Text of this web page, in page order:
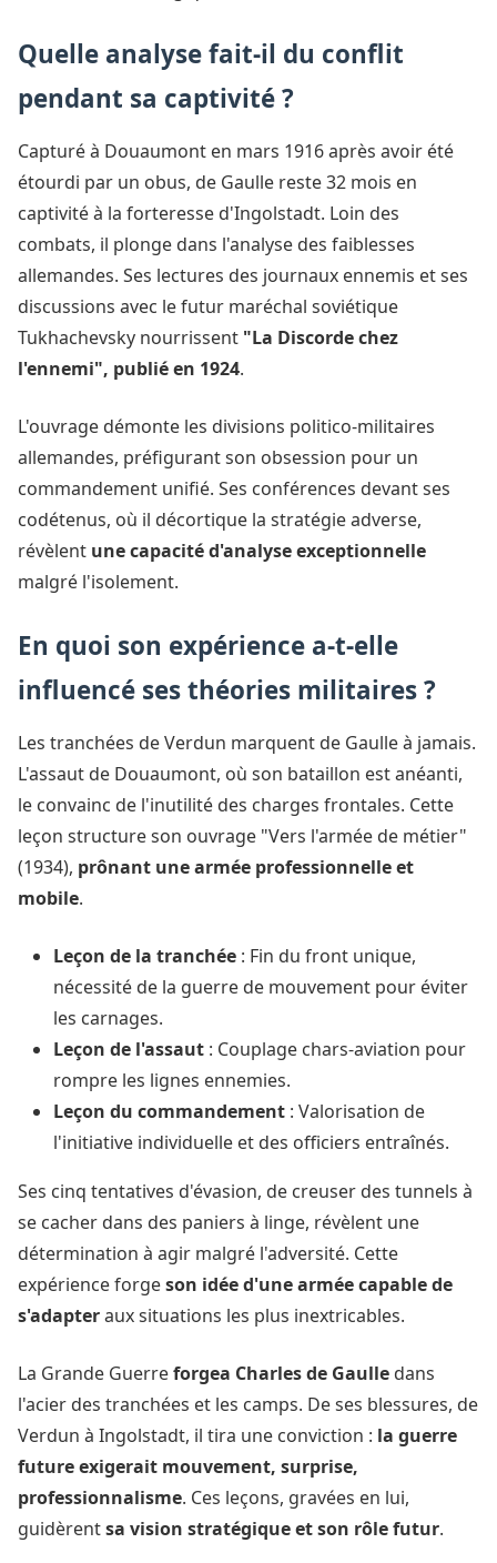
Quelle analyse fait-il du conflit
pendant sa captivité ?
Capturé à Douaumont en mars 1916 après avoir été
étourdi par un obus, de Gaulle reste 32 mois en
captivité à la forteresse d'Ingolstadt. Loin des
combats, il plonge dans l'analyse des faiblesses
allemandes. Ses lectures des journaux ennemis et ses
discussions avec le futur maréchal soviétique
Tukhachevsky nourrissent "La Discorde chez
l'ennemi", publié en 1924.
L'ouvrage démonte les divisions politico-militaires
allemandes, préfigurant son obsession pour un
commandement unifié. Ses conférences devant ses
codétenus, où il décortique la stratégie adverse,
révèlent une capacité d'analyse exceptionnelle
malgré l'isolement.
En quoi son expérience a-t-elle
influencé ses théories militaires ?
Les tranchées de Verdun marquent de Gaulle à jamais.
L'assaut de Douaumont, où son bataillon est anéanti,
le convainc de l'inutilité des charges frontales. Cette
leçon structure son ouvrage "Vers l'armée de métier"
(1934), prônant une armée professionnelle et
mobile.
Leçon de la tranchée : Fin du front unique,
nécessité de la guerre de mouvement pour éviter
les carnages.
Leçon de l'assaut : Couplage chars-aviation pour
rompre les lignes ennemies.
Leçon du commandement : Valorisation de
l'initiative individuelle et des officiers entraînés.
Ses cinq tentatives d'évasion, de creuser des tunnels à
se cacher dans des paniers à linge, révèlent une
détermination à agir malgré l'adversité. Cette
expérience forgeson idée d'une armée capable de
s'adapteraux situations les plus inextricables.
La Grande Guerreforgea Charles de Gaulle dans
l'acier des tranchées et les camps. De ses blessures, de
Verdun à Ingolstadt, il tira une conviction : la guerre
future exigerait mouvement, surprise,
professionnalisme. Ces leçons, gravées en lui,
guidèrentsa vision stratégique et son rôle futur.